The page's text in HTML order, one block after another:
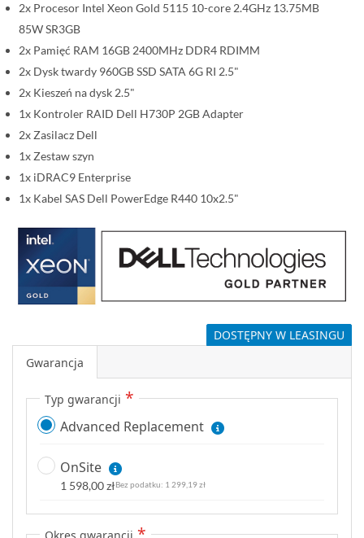
2x Procesor Intel Xeon Gold 5115 10-core 2.4GHz 13.75MB
85W SR3GB
2x Pamięć RAM 16GB 2400MHz DDR4 RDIMM
2x Dysk twardy 960GB SSD SATA 6G RI 2.5"
2x Kieszeń na dysk 2.5"
1x Kontroler RAID Dell H730P 2GB Adapter
2x Zasilacz Dell
1x Zestaw szyn
1x iDRAC9 Enterprise
1x Kabel SAS Dell PowerEdge R440 10x2.5"
DOSTĘPNY W LEASINGU
Gwarancja
Typ gwarancji
Advanced Replacement
OnSite
1 598,00 zł 1 299,19 zł